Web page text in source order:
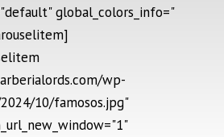
global_colors_info="
wp-
10/famosos.jpg"